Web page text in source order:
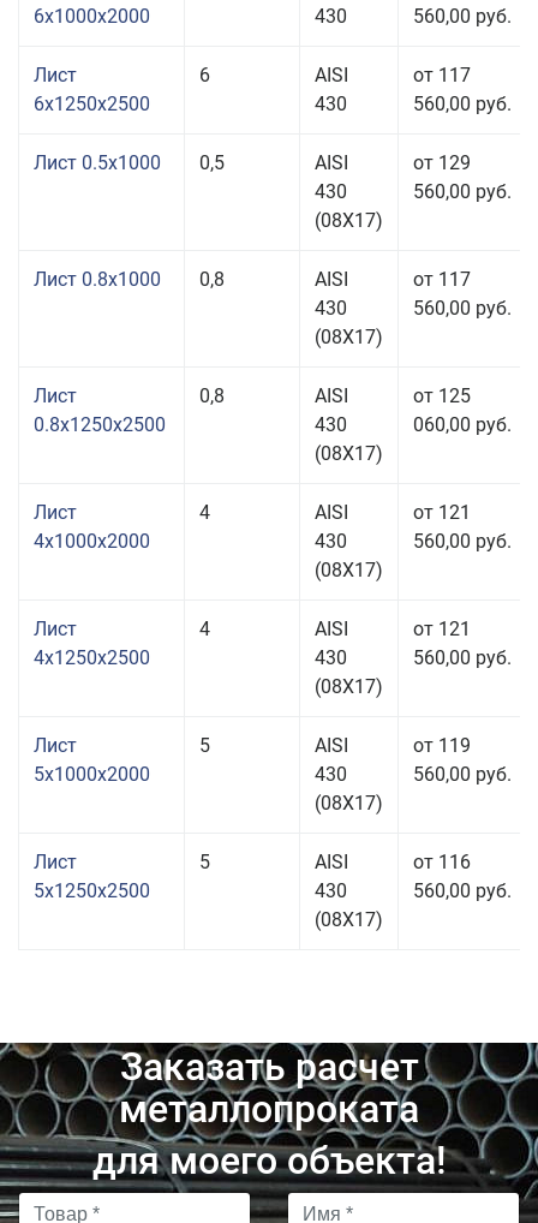
6x1000x2000
430
560,00 руб.
Лист
6x1250x2500
6
AISI
430
от 117
560,00 руб.
Лист 0.5x1000 0,5
AISI
430
(08Х17)
от 129
560,00 руб.
Лист 0.8x1000 0,8
AISI
430
(08Х17)
от 117
560,00 руб.
Лист
0.8x1250x2500
0,8
AISI
430
(08Х17)
от 125
060,00 руб.
Лист
4x1000x2000
4
AISI
430
(08Х17)
от 121
560,00 руб.
Лист
4x1250x2500
4
AISI
430
(08Х17)
от 121
560,00 руб.
Лист
5x1000x2000
5
AISI
430
(08Х17)
от 119
560,00 руб.
Лист
5x1250x2500
5
AISI
430
(08Х17)
от 116
560,00 руб.
Заказать расчет
металлопроката
для моего объекта!